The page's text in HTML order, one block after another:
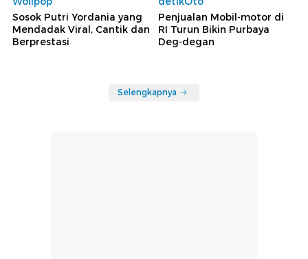
Sosok Putri Yordania yang
Mendadak Viral, Cantik dan
Berprestasi
Penjualan Mobil-motor di
RI Turun Bikin Purbaya
Deg-degan
Selengkapnya